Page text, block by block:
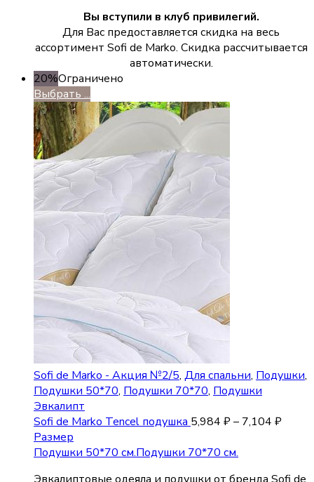
Вы вступили в клуб привилегий.
Для Вас предоставляется скидка на весь
ассортимент Sofi de Marko. Скидка рассчитывается
автоматически.
20%Ограничено
Выбрать ...
Sofi de Marko - Акция №2/5, Для спальни, Подушки,
Подушки 50*70, Подушки 70*70, Подушки
Эвкалипт
Sofi de Marko Tencel подушка 5,984 ₽– 7,104 ₽
Размер
Подушки 50*70 см.Подушки 70*70 см.